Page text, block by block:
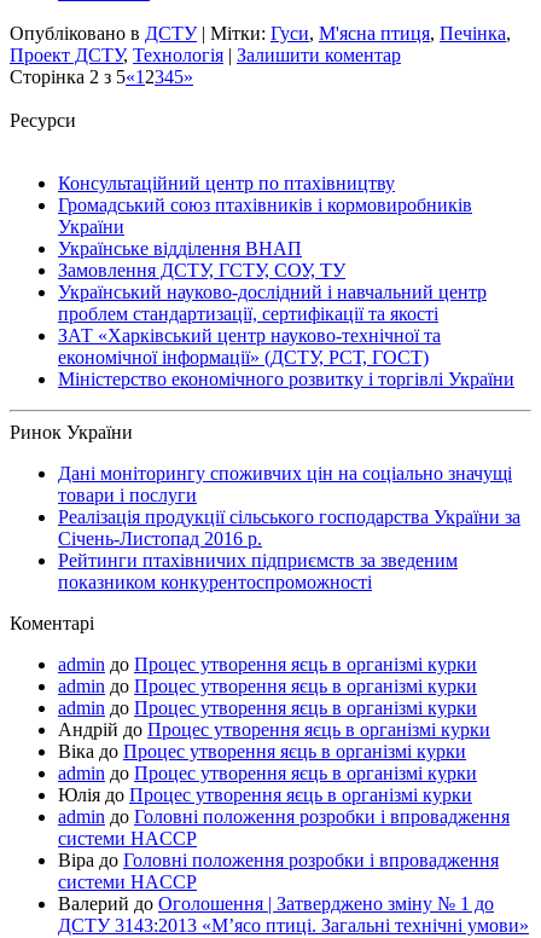
Опубліковано в ДСТУ| Мітки: Гуси, М'ясна птиця, Печінка,
Проект ДСТУ, Технологія | Залишити коментар
Сторінка 2 з 5«1 2345»
Ресурси
Консультаційний центр по птахівництву
Громадський союз птахівників і кормовиробників
України
Українське відділення ВНАП
Замовлення ДСТУ, ГСТУ, СОУ, ТУ
Український науково-дослідний і навчальний центр
проблем стандартизації, сертифікації та якості
ЗАТ «Харківський центр науково-технічної та
економічної інформації» (ДСТУ, РСТ, ГОСТ)
Міністерство економічного розвитку і торгівлі України
Ринок України
Дані моніторингу споживчих цін на соціально значущі
товари і послуги
Реалізація продукції сільського господарства України за
Січень-Листопад 2016 р.
Рейтинги птахівничих підприємств за зведеним
показником конкурентоспроможності
Коментарі
admin до Процес утворення яєць в організмі курки
admin до Процес утворення яєць в організмі курки
admin до Процес утворення яєць в організмі курки
Андрій до Процес утворення яєць в організмі курки
Віка до Процес утворення яєць в організмі курки
admin до Процес утворення яєць в організмі курки
Юлія до Процес утворення яєць в організмі курки
admin до Головні положення розробки і впровадження
системи HACCP
Віра до Головні положення розробки і впровадження
системи HACCP
Валерий до Оголошення | Затверджено зміну № 1 до
ДСТУ 3143:2013 «М’ясо птиці. Загальні технічні умови»